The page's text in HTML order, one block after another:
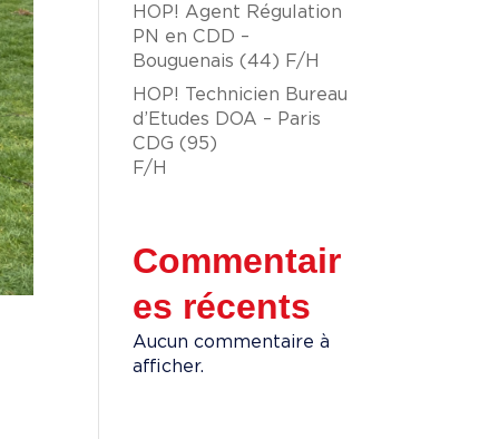
HOP! Agent Régulation
PN en CDD –
Bouguenais (44) F/H
HOP! Technicien Bureau
d’Etudes DOA – Paris
CDG (95)
F/H
Commentair
es récents
Aucun commentaire à
afficher.